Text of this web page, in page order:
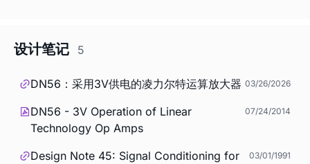
设计笔记 5
DN56：采用3V供电的凌力尔特运算放大器 03/26/2026
DN56 - 3V Operation of Linear
Technology Op Amps
07/24/2014
Design Note 45: Signal Conditioning for
03/01/1991